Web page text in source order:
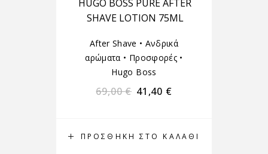
ΠΡΟΣΘΉΚΗ ΣΤΟ ΚΑΛΆΘΙ
HUGO BOSS PURE AFTER
SHAVE LOTION 75ML
After Shave • Ανδρικά
αρώματα • Προσφορές•
Hugo Boss
69,00€ 41,40 €